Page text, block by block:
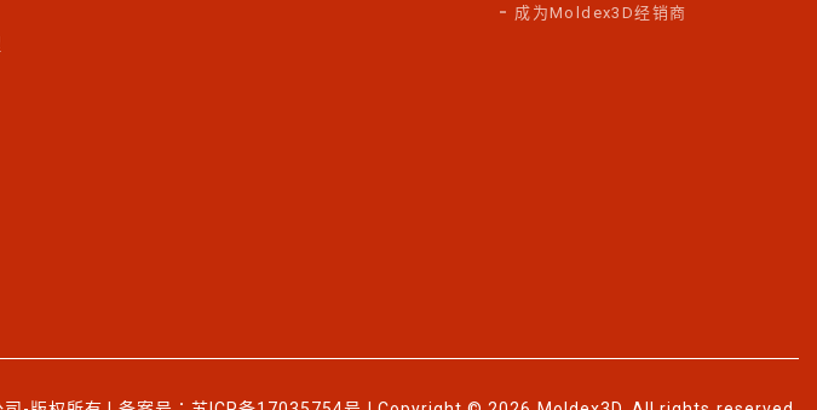
成为Moldex3D经销商